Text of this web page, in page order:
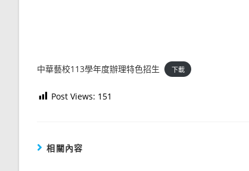
中華藝校113學年度辦理特色招生 下載
Post Views: 151
相關內容